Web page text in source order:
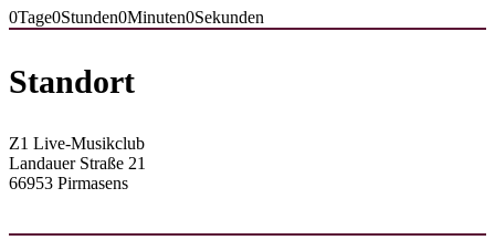
0Tage0Stunden0Minuten0Sekunden
Standort
Z1 Live-Musikclub
Landauer Straße 21
66953 Pirmasens